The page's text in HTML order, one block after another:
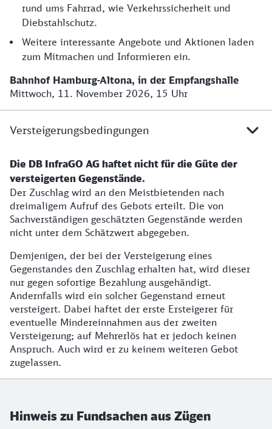
rund ums Fahrrad, wie Verkehrssicherheit und
Diebstahlschutz.
Weitere interessante Angebote und Aktionen laden
zum Mitmachen und Informieren ein.
Bahnhof Hamburg-Altona, in der Empfangshalle
Mittwoch, 11. November 2026, 15 Uhr
Versteigerungsbedingungen
Die DB InfraGO AG haftet nicht für die Güte der
versteigerten Gegenstände.
Der Zuschlag wird an den Meistbietenden nach
dreimaligem Aufruf des Gebots erteilt. Die von
Sachverständigen geschätzten Gegenstände werden
nicht unter dem Schätzwert abgegeben.
Demjenigen, der bei der Versteigerung eines
Gegenstandes den Zuschlag erhalten hat, wird dieser
nur gegen sofortige Bezahlung ausgehändigt.
Andernfalls wird ein solcher Gegenstand erneut
versteigert. Dabei haftet der erste Ersteigerer für
eventuelle Mindereinnahmen aus der zweiten
Versteigerung; auf Mehrerlös hat er jedoch keinen
Anspruch. Auch wird er zu keinem weiteren Gebot
zugelassen.
Hinweis zu Fundsachen aus Zügen